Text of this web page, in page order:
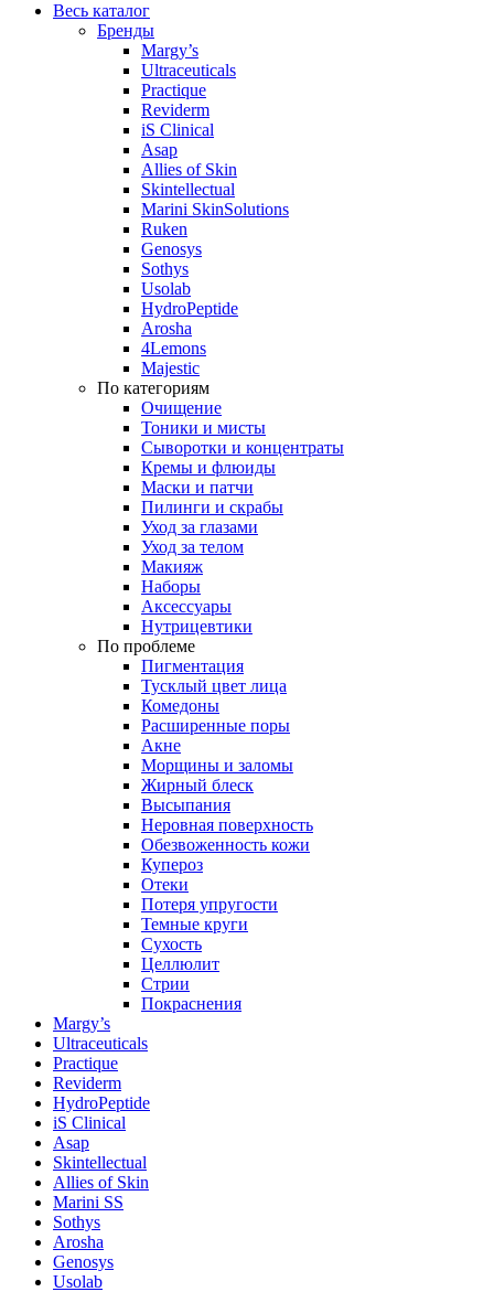
Весь каталог
Бренды
Margy’s
Ultraceuticals
Practique
Reviderm
iS Clinical
Asap
Allies of Skin
Skintellectual
Marini SkinSolutions
Ruken
Genosys
Sothys
Usolab
HydroPeptide
Arosha
4Lemons
Majestic
По категориям
Очищение
Тоники и мисты
Сыворотки и концентраты
Кремы и флюиды
Маски и патчи
Пилинги и скрабы
Уход за глазами
Уход за телом
Макияж
Наборы
Аксессуары
Нутрицевтики
По проблеме
Пигментация
Тусклый цвет лица
Комедоны
Расширенные поры
Акне
Морщины и заломы
Жирный блеск
Высыпания
Неровная поверхность
Обезвоженность кожи
Купероз
Отеки
Потеря упругости
Темные круги
Сухость
Целлюлит
Стрии
Покраснения
Margy’s
Ultraceuticals
Practique
Reviderm
HydroPeptide
iS Clinical
Asap
Skintellectual
Allies of Skin
Marini SS
Sothys
Arosha
Genosys
Usolab